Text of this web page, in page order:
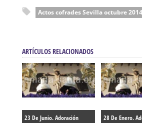
Actos cofrades Sevilla octubre 2014
ARTÍCULOS RELACIONADOS
23 De Junio. Adoración
28 De Enero.